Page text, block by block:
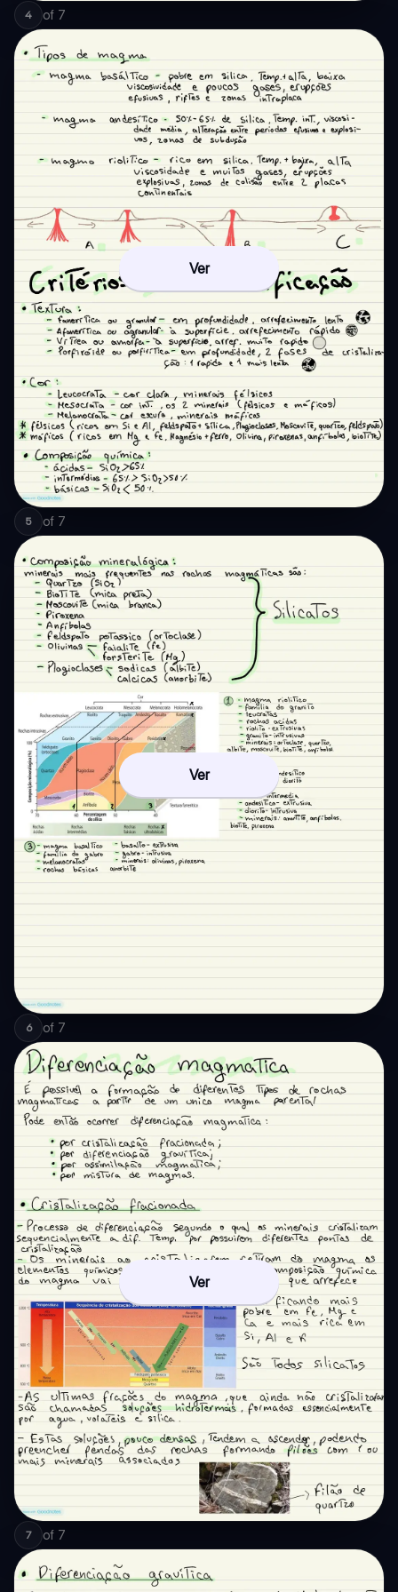
4 of 7
Ver
5 of 7
Ver
6 of 7
Ver
7 of 7